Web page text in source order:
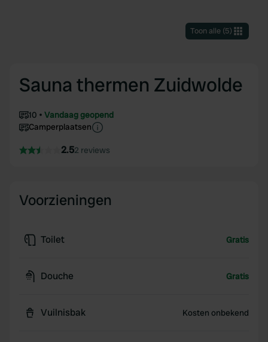
Toon alle(5)
Sauna thermen Zuidwolde
10
Vandaag geopend
Camperplaatsen
2.52 reviews
Voorzieningen
Toilet Gratis
Douche Gratis
Vuilnisbak Kosten onbekend